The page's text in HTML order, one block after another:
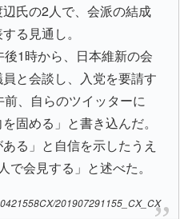
氏の2人で、会派の結成
る見通し。
1時から、日本維新の会
と会談し、入党を要請す
、自らのツイッターに
固める」と書き込んだ。
る」と自信を示したうえ
会見する」と述べた。
201907291155_CX_CX